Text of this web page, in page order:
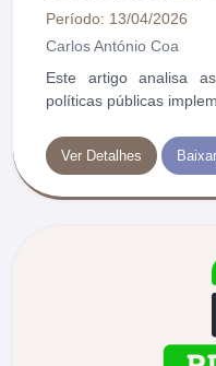
Período: 13/04/2026
Carlos António Coa
Este artigo analisa
políticas públicas
Ver Detalhes